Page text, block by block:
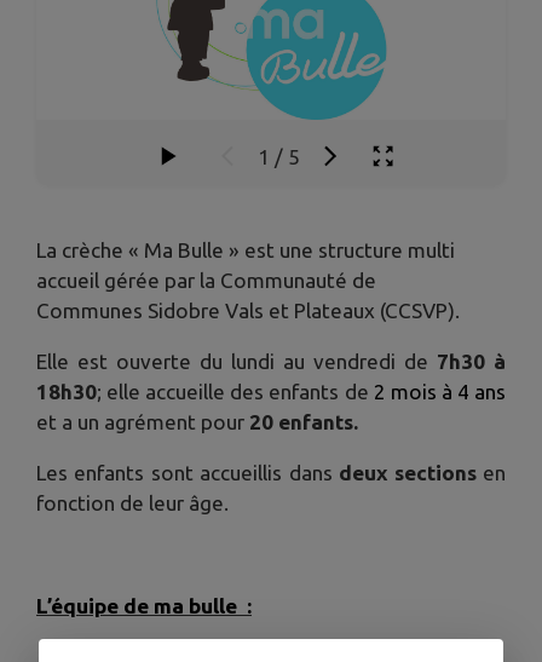
1 / 5
La crèche « Ma Bulle » est une structure multi
accueil gérée par la Communauté de
Communes Sidobre Vals et Plateaux (CCSVP).
Elle est ouverte du lundi au vendredi de 7h30 à
18h30; elle accueille des enfants de 2 mois à 4 ans
et a un agrément pour 20 enfants.
Les enfants sont accueillis dans deux sectionsen
fonction de leur âge.
L’équipe de ma bulle :